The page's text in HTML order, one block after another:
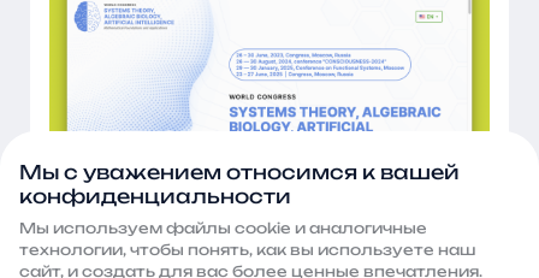
Также удобно устроена работа с файлами,
которые расположены на сайте. Если
Мы с уважением относимся к вашей
конфиденциальности
Мы используем файлы сооkie и аналогичные
технологии, чтобы понять, как вы используете наш
сайт, и создать для вас более ценные впечатления.